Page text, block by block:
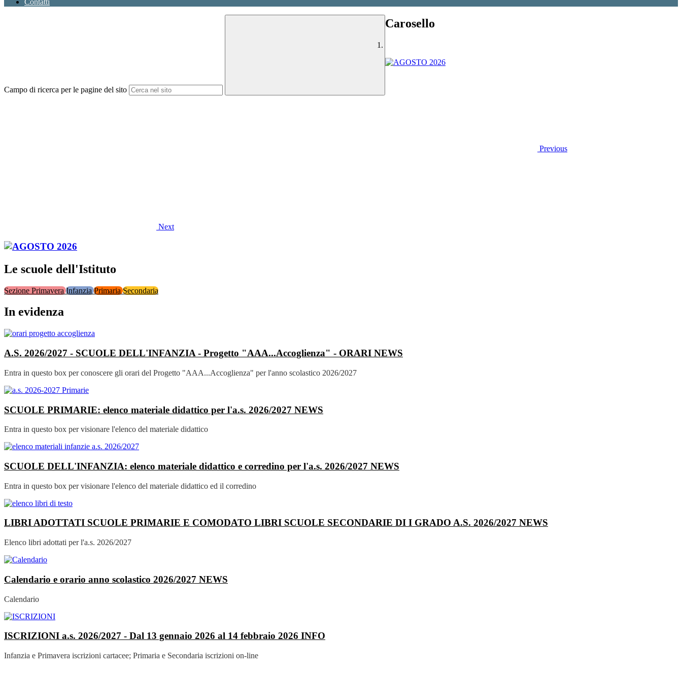
Contatti
Campo di ricerca per le pagine del sito
Carosello
Previous
Next
Le scuole dell'Istituto
Sezione PrimaveraInfanziaPrimariaSecondaria
In evidenza
A.S. 2026/2027 - SCUOLE DELL'INFANZIA - Progetto "AAA...Accoglienza" - ORARI NEWS
Entra in questo box per conoscere gli orari del Progetto "AAA...Accoglienza" per l'anno scolastico 2026/2027
SCUOLE PRIMARIE: elenco materiale didattico per l'a.s. 2026/2027 NEWS
Entra in questo box per visionare l'elenco del materiale didattico
SCUOLE DELL'INFANZIA: elenco materiale didattico e corredino per l'a.s. 2026/2027 NEWS
Entra in questo box per visionare l'elenco del materiale didattico ed il corredino
LIBRI ADOTTATI SCUOLE PRIMARIE E COMODATO LIBRI SCUOLE SECONDARIE DI I GRADO A.S. 2026/2027 NEWS
Elenco libri adottati per l'a.s. 2026/2027
Calendario e orario anno scolastico 2026/2027 NEWS
Calendario
ISCRIZIONI a.s. 2026/2027 - Dal 13 gennaio 2026 al 14 febbraio 2026 INFO
Infanzia e Primavera iscrizioni cartacee; Primaria e Secondaria iscrizioni on-line